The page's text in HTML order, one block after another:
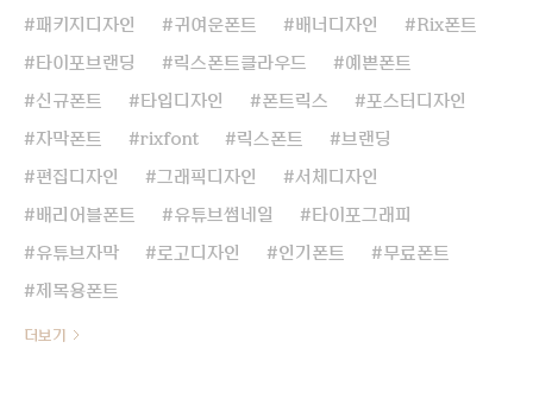
패키지디자인 귀여운폰트 배너디자인 Rix폰트
타이포브랜딩 릭스폰트클라우드 예쁜폰트
신규폰트 타입디자인 폰트릭스 포스터디자인
자막폰트 rixfont 릭스폰트 브랜딩
편집디자인 그래픽디자인 서체디자인
배리어블폰트 유튜브썸네일 타이포그래피
유튜브자막 로고디자인 인기폰트 무료폰트
제목용폰트
더보기